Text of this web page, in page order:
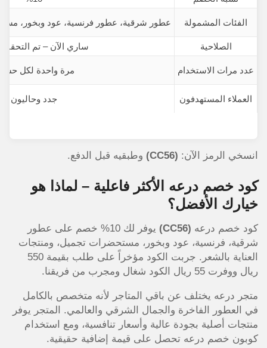
الفئات المشمولة عطور شرقية، عطور فرنسية، عود وبخور،
الصلاحية ساري الآن – تم التحقق
عدد مرات الاستخدام مرة واحدة لكل
العملاء المستهدفون جدد وحاليون
انسخي الرمز الآن: (CC56) وطبقيه قبل الدفع.
كود خصم درعه الأكثر فاعلية – لماذا هو
خيارك الأفضل؟
كود خصم درعه (CC56)
يوفر لك 10% خصم على عطور
شرقية، فرنسية، عود وبخور، مستحضرات تجميل، ومنتجات
العناية بالشعر. جربت الكود مؤخراً على طلب بقيمة 550
ريال ووفرت 55 ريال الكود شغال ومجرب من فريقنا.
متجر درعه يختلف عن باقي المتاجر لأنه متخصص بالكامل
في العطور الفاخرة والجمال الشرقي والعالمي. المتجر يوفر
منتجات أصلية بجودة عالية وأسعار تنافسية، ومع استخدام
كوبون خصم درعه تحصل على قيمة إضافية حقيقية.